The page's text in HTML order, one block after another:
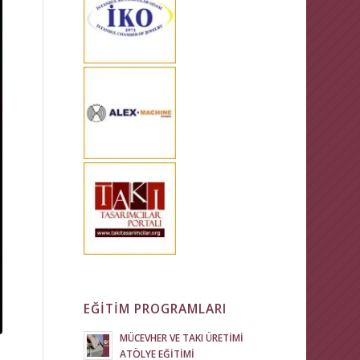
EĞİTİM PROGRAMLARI
MÜCEVHER VE TAKI ÜRETİMİ
ATÖLYE EĞİTİMİ